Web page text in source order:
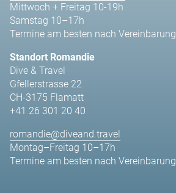
Mittwoch + Freitag 10-19h
Samstag 10–17h
Termine am besten nach Vereinbarung
Standort Romandie
Dive & Travel
Gfellerstrasse 22
CH-3175 Flamatt
+41 26 301 20 40
romandie@diveand.travel
Montag–Freitag 10–17h
Termine am besten nach Vereinbarung